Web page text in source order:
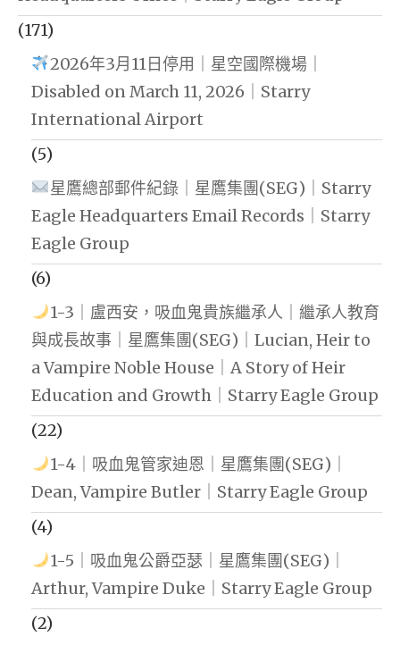
(171)
2026年3月11日停用｜星空國際機場｜
Disabled on March 11, 2026｜Starry
International Airport
(5)
星鷹總部郵件紀錄｜星鷹集團(SEG)｜Starry
Eagle Headquarters Email Records｜Starry
Eagle Group
(6)
1-3｜盧西安，吸血鬼貴族繼承人｜繼承人教育
與成長故事｜星鷹集團(SEG)｜Lucian, Heir to
a Vampire Noble House｜A Story of Heir
Education and Growth｜Starry Eagle Group
(22)
1-4｜吸血鬼管家迪恩｜星鷹集團(SEG)｜
Dean, Vampire Butler｜Starry Eagle Group
(4)
1-5｜吸血鬼公爵亞瑟｜星鷹集團(SEG)｜
Arthur, Vampire Duke｜Starry Eagle Group
(2)